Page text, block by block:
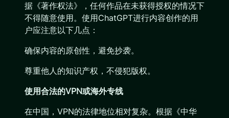
据《著作权法》，任何作品在未获得授权的情况下
不得随意使用。使用ChatGPT进行内容创作的用
户应注意以下几点：
确保内容的原创性，避免抄袭。
尊重他人的知识产权，不侵犯版权。
使用合法的VPN或海外专线
在中国，VPN的法律地位相对复杂。根据《中华